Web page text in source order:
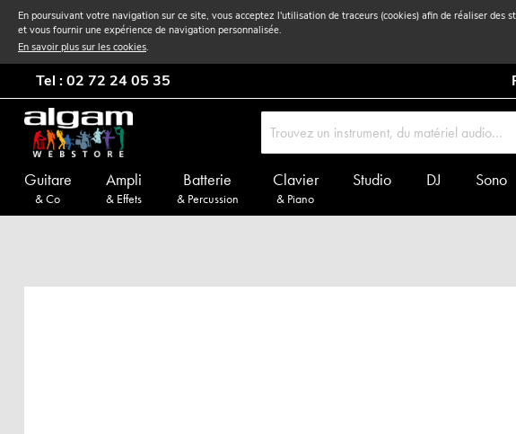
En poursuivant votre navigation sur ce site, vous acceptez l'utilisation de traceurs (cookies) afin de réaliser des
et vous fournir une expérience de navigation personnalisée.
En savoir plus sur les cookies.
Tel : 02 72 24 05 35
Guitare
& Co
Ampli
& Effets
Batterie
& Percussion
Clavier
& Piano
Studio DJ Sono